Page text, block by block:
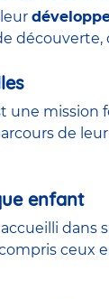
une mission
de
enfant
ceux